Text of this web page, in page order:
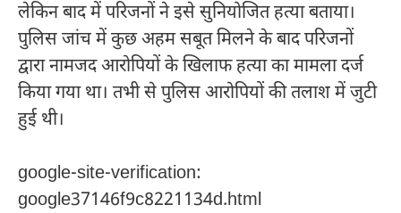
लेकिन बाद में परिजनों ने इसे सुनियोजित हत्या बताया।
पुलिस जांच में कुछ अहम सबूत मिलने के बाद परिजनों
द्वारा नामजद आरोपियों के खिलाफ हत्या का मामला दर्ज
किया गया था। तभी से पुलिस आरोपियों की तलाश में जुटी
हुई थी।
google-site-verification:
google37146f9c8221134d.html